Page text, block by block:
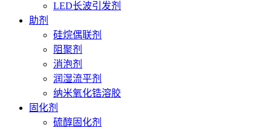
LED长波引发剂
助剂
硅烷偶联剂
阻聚剂
消泡剂
润湿流平剂
纳米氧化锆溶胶
固化剂
硫醇固化剂